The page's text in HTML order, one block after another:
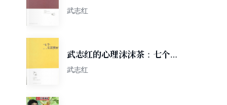
七种兵器
武志红
武志红的心理沫沫茶：七个心
理寓言
武志红